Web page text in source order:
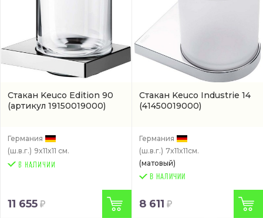
Стакан Keuco Edition 90
(артикул 19150019000)
Германия
(ш.в.г.) 9x11x11 см.
11 655
Стакан Keuco Industrie 14
(41450019000)
Германия
(ш.в.г.) 7x11x11см.
(матовый)
В НАЛИЧИИ
8 611